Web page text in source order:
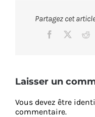
Partagez cet
Facebook
Laisser un
Vous devez être
commentaire.